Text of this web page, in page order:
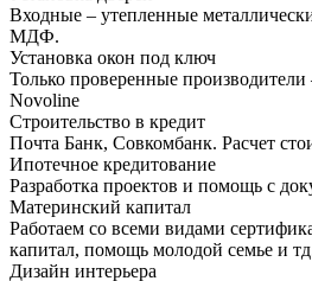
Входные – утепленные
МДФ.
Установка окон под ключ
Только проверенные
Novoline
Строительство в кредит
Почта Банк, Совкомбанк. Расчет
Ипотечное кредитование
Разработка проектов и помощь с
Материнский капитал
Работаем со всеми видами
капитал, помощь молодой семье и
Дизайн интерьера